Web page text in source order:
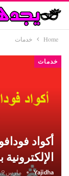
Home خدمات
خدمات
أكواد
Yajidha مارس 9, 2025